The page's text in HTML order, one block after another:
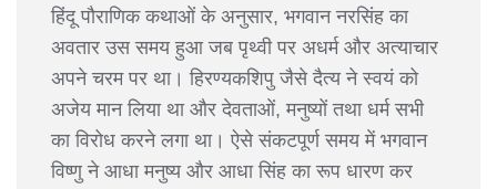
हिंदू पौराणिक कथाओं के अनुसार, भगवान नरसिंह का
अवतार उस समय हुआ जब पृथ्वी पर अधर्म और अत्याचार
अपने चरम पर था। हिरण्यकशिपु जैसे दैत्य ने स्वयं को
अजेय मान लिया था और देवताओं, मनुष्यों तथा धर्म सभी
का विरोध करने लगा था। ऐसे संकटपूर्ण समय में भगवान
विष्णु ने आधा मनुष्य और आधा सिंह का रूप धारण कर